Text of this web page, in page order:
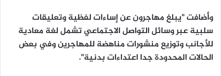
وأضافت "يبلغ مهاجرون عن إساءات لفظية وتعليقات
سلبية عبر وسائل التواصل الاجتماعي تشمل لغة معادية
للأجانب وتوزيع منشورات مناهضة للمهاجرين وفي بعض
الحالات المحدودة جدا اعتداءات بدنية".